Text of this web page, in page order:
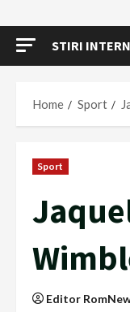
STIRI
Home Sport
Sport
Editor